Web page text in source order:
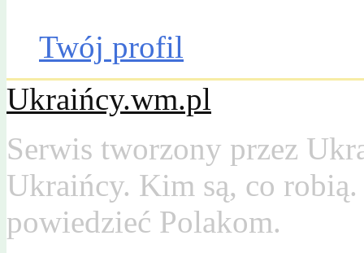
Twój profil
Ukraińcy.wm.pl
Serwis tworzony przez
Ukraińcy. Kim są, co
powiedzieć Polakom.